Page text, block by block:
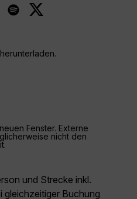
Fenster. Externe
nicht den
und Strecke inkl.
gleichzeitiger Buchung